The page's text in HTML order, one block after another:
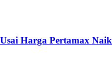
Harga Pertamax Naik